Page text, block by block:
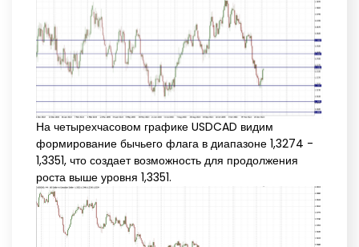
На четырехчасовом графике USDCAD видим
формирование бычьего флага в диапазоне 1,3274 -
1,3351, что создает возможность для продолжения
роста выше уровня 1,3351.